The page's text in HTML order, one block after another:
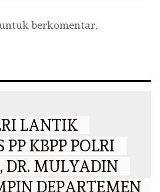
berkomentar.
LANTIK
PP KBPP POLRI
DR. MULYADIN
DEPARTEMEN